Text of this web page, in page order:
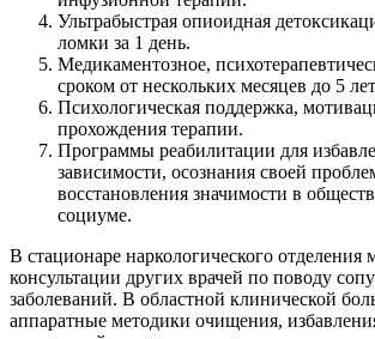
Ультрабыстрая опиоидная
ломки за 1 день.
Медикаментозное,
сроком от нескольких месяцев до 5
Психологическая поддержка,
прохождения терапии.
Программы реабилитации для
зависимости, осознания своей
восстановления значимости в
социуме.
В стационаре наркологического
консультации других врачей по поводу
заболеваний. В областной клинической
аппаратные методики очищения,